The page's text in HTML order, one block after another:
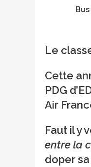
Le
Cette
PDG
Air
Faut il y
entre la
doper